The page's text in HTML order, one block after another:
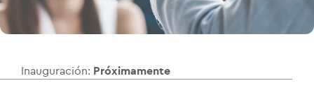
Inauguración: Próximamente